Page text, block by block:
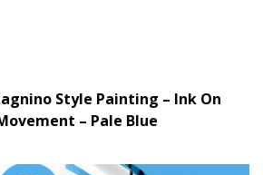
Style Painting – Ink On
– Pale Blue